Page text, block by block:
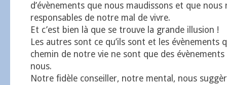
d’évènements que nous maudissons et que nous
responsables de notre mal de vivre.
Et c’est bien là que se trouve la grande illusion !
Les autres sont ce qu’ils sont et les évènements
chemin de notre vie ne sont que des
nous.
Notre fidèle conseiller, notre mental, nous